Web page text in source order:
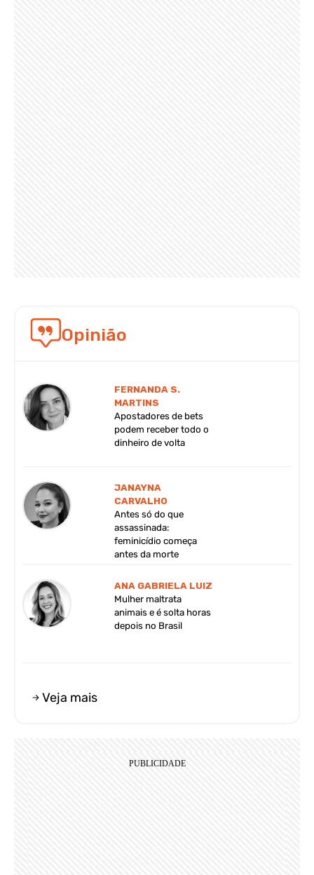
Opinião
FERNANDA S.
MARTINS
Apostadores de bets
podem receber todo o
dinheiro de volta
JANAYNA
CARVALHO
Antes só do que
assassinada:
feminicídio começa
antes da morte
ANA GABRIELA LUIZ
Mulher maltrata
animais e é solta horas
depois no Brasil
Veja mais